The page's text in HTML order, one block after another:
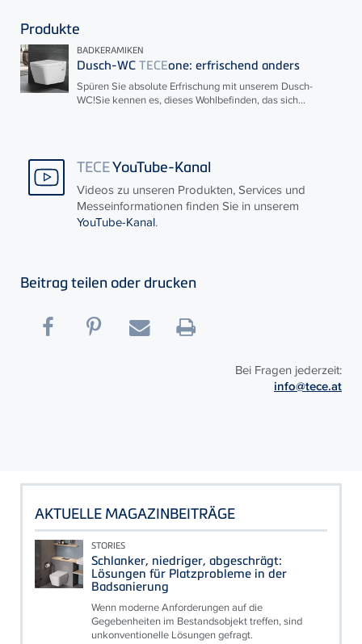
Produkte
BADKERAMIKEN
Dusch-WC TECEone: erfrischend anders
Spüren Sie absolute Erfrischung mit unserem Dusch-
WC!Sie kennen es, dieses Wohlbefinden, das sich...
TECEYouTube-Kanal
Videos zu unseren Produkten, Services und
Messeinformationen finden Sie in unserem
YouTube-Kanal.
Beitrag teilen oder drucken
Bei Fragen jederzeit:
info@tece.at
AKTUELLE MAGAZINBEITRÄGE
STORIES
Schlanker, niedriger, abgeschrägt:
Lösungen für Platzprobleme in der
Badsanierung
Wenn moderne Anforderungen auf die
Gegebenheiten im Bestandsobjekt treffen, sind
unkonventionelle Lösungen gefragt.